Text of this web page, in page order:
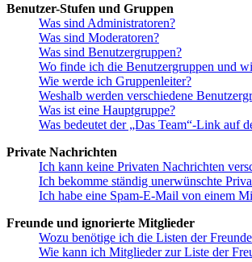
Benutzer-Stufen und Gruppen
Was sind Administratoren?
Was sind Moderatoren?
Was sind Benutzergruppen?
Wo finde ich die Benutzergruppen und
Wie werde ich Gruppenleiter?
Weshalb werden verschiedene
Was ist eine Hauptgruppe?
Was bedeutet der „Das Team“-Link auf
Private Nachrichten
Ich kann keine Privaten Nachrichten
Ich bekomme ständig unerwünschte
Ich habe eine Spam-E-Mail von einem
Freunde und ignorierte Mitglieder
Wozu benötige ich die Listen der
Wie kann ich Mitglieder zur Liste der